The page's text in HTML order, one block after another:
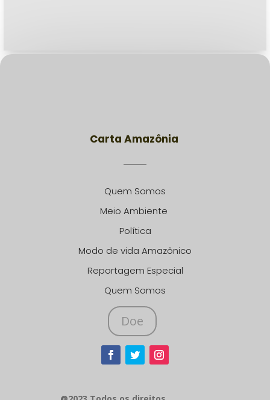
Carta Amazônia
Quem Somos
Meio Ambiente
Política
Modo de vida Amazônico
Reportagem Especial
Quem Somos
Doe